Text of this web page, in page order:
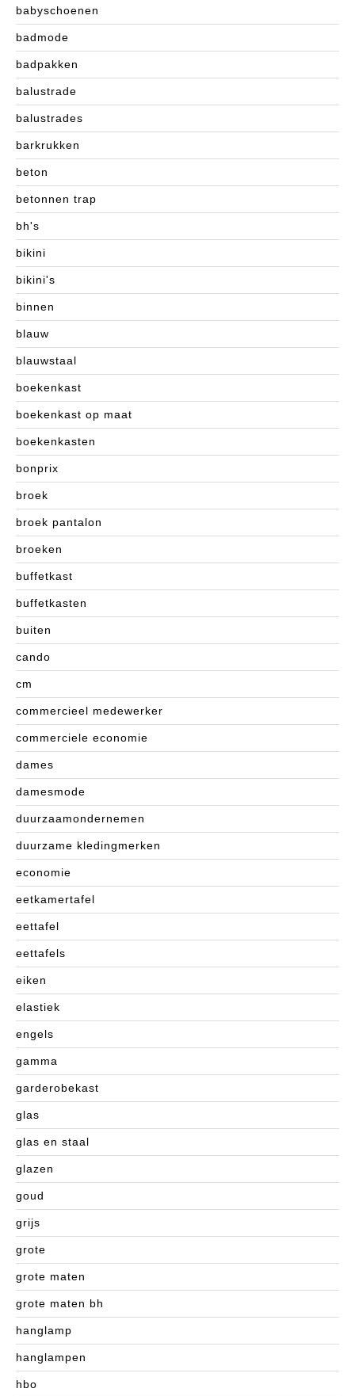
babyschoenen
badmode
badpakken
balustrade
balustrades
barkrukken
beton
betonnen trap
bh's
bikini
bikini's
binnen
blauw
blauwstaal
boekenkast
boekenkast op maat
boekenkasten
bonprix
broek
broek pantalon
broeken
buffetkast
buffetkasten
buiten
cando
cm
commercieel medewerker
commerciele economie
dames
damesmode
duurzaamondernemen
duurzame kledingmerken
economie
eetkamertafel
eettafel
eettafels
eiken
elastiek
engels
gamma
garderobekast
glas
glas en staal
glazen
goud
grijs
grote
grote maten
grote maten bh
hanglamp
hanglampen
hbo